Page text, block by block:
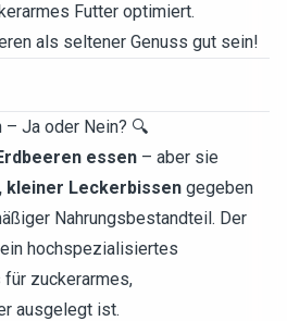
Futter optimiert.
als seltener Genuss gut sein!
– Ja oder Nein? 🔍
essen – aber sie
kleiner Leckerbissen gegeben
Nahrungsbestandteil. Der
ein hochspezialisiertes
zuckerarmes,
ausgelegt ist.